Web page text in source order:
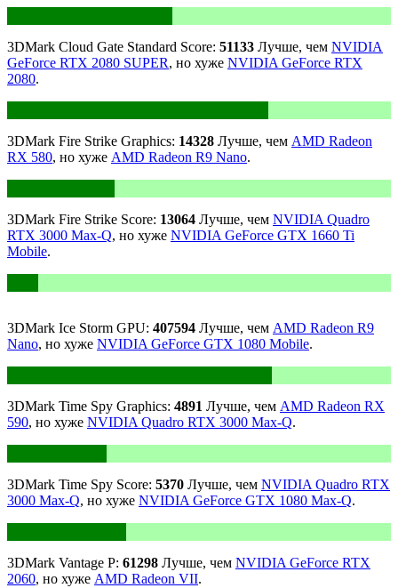
3DMark Cloud Gate Standard Score: 51133 Лучше, чем NVIDIA
GeForce RTX 2080 SUPER, но хуже NVIDIA GeForce RTX
2080.
3DMark Fire Strike Graphics: 14328 Лучше, чем AMD Radeon
RX 580, но хуже AMD Radeon R9 Nano.
3DMark Fire Strike Score: 13064 Лучше, чем NVIDIA Quadro
RTX 3000 Max-Q, но хуже NVIDIA GeForce GTX 1660 Ti
Mobile.
3DMark Ice Storm GPU: 407594 Лучше, чем AMD Radeon R9
Nano, но хуже NVIDIA GeForce GTX 1080 Mobile.
3DMark Time Spy Graphics: 4891 Лучше, чем AMD Radeon RX
590, но хуже NVIDIA Quadro RTX 3000 Max-Q.
3DMark Time Spy Score: 5370 Лучше, чем NVIDIA Quadro RTX
3000 Max-Q, но хуже NVIDIA GeForce GTX 1080 Max-Q.
3DMark Vantage P: 61298 Лучше, чем NVIDIA GeForce RTX
2060, но хуже AMD Radeon VII.